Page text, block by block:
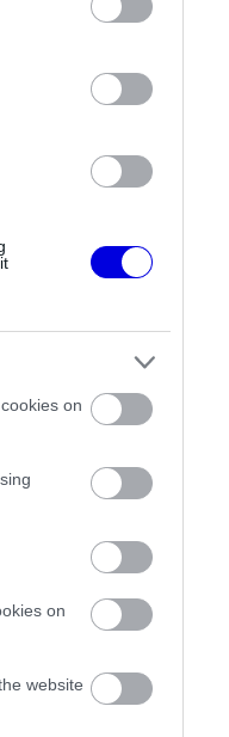
on
on
website
után
volt